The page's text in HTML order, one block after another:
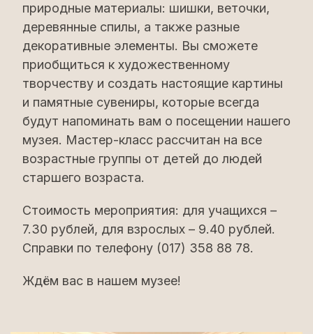
природные материалы: шишки, веточки,
деревянные спилы, а также разные
декоративные элементы. Вы сможете
приобщиться к художественному
творчеству и создать настоящие картины
и памятные сувениры, которые всегда
будут напоминать вам о посещении нашего
музея. Мастер-класс рассчитан на все
возрастные группы от детей до людей
старшего возраста.
Стоимость мероприятия: для учащихся –
7.30 рублей, для взрослых – 9.40 рублей.
Справки по телефону (017) 358 88 78.
Ждём вас в нашем музее!